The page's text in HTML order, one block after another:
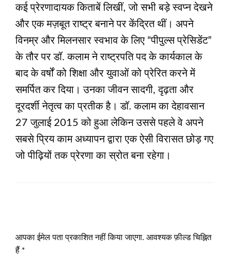
कई प्रेरणादायक किताबें लिखीं, जो सभी बड़े स्वप्न देखने
और एक मज़बूत राष्ट्र बनाने पर केंद्रित थीं। अपने
विनम्र और मिलनसार स्वभाव के लिए “पीपुल्स प्रेसिडेंट”
के तौर पर डॉ. कलाम ने राष्ट्रपति पद के कार्यकाल के
बाद के वर्षों को शिक्षा और युवाओं को प्रेरित करने में
समर्पित कर दिया। उनका जीवन सादगी, दृढ़ता और
दूरदर्शी नेतृत्व का प्रतीक है। डॉ. कलाम का देहावसान
27 जुलाई 2015 को हुआ लेकिन उससे पहले वे अपने
सबसे प्रिय काम अध्यापन द्वारा एक ऐसी विरासत छोड़ गए
जो पीढ़ियों तक प्रेरणा का स्रोत बना रहेगा।
आपका ईमेल पता प्रकाशित नहीं किया जाएगा. आवश्यक फ़ील्ड चिह्नित
हैं *